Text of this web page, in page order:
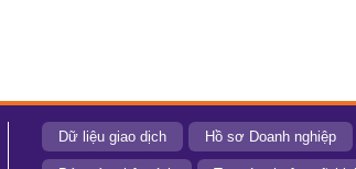
Dữ liệu giao dịch Hồ sơ Doanh nghiệp